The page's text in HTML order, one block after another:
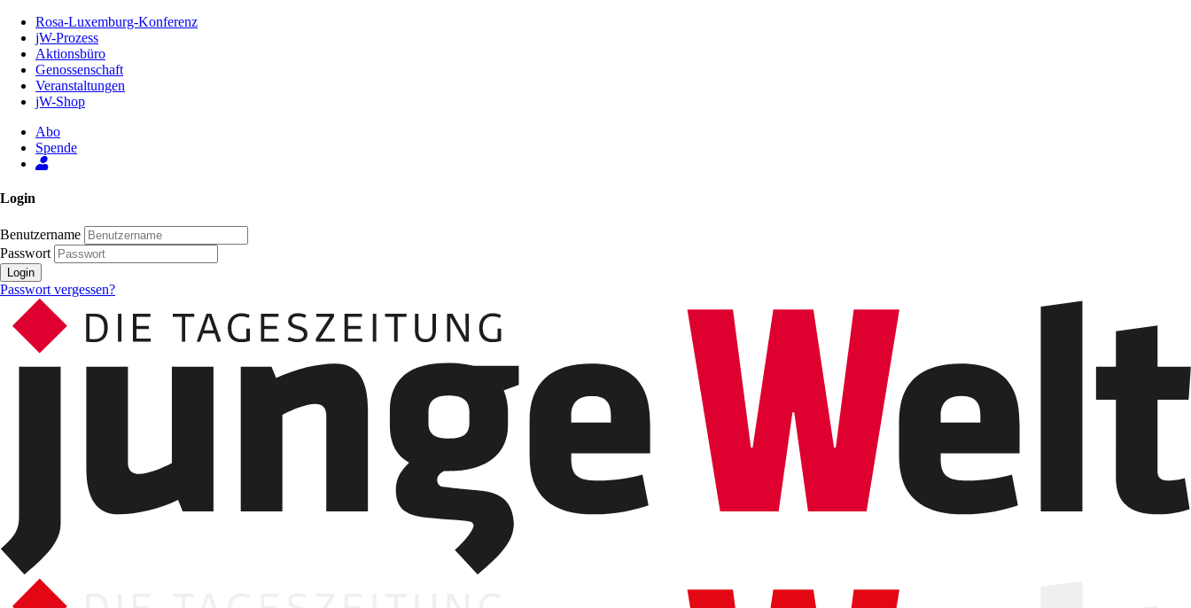
Inhalt
Seite
Rosa-Luxemburg-Konferenz
jW-Prozess
Aktionsbüro
Genossenschaft
Veranstaltungen
jW-Shop
Abo
Spende
Login
Benutzername
Passwort
Login
Passwort vergessen?